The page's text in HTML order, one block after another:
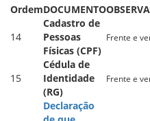
OrdemDOCUMENTO
14
Cadastro de
Pessoas
Físicas (CPF)
Frente e
15
Cédula de
Identidade
(RG)
Frente e
Declaração